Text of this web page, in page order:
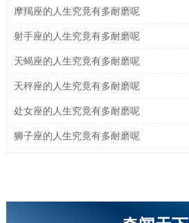
摩羯座的人生究竟有多耐磨呢
射手座的人生究竟有多耐磨呢
天蝎座的人生究竟有多耐磨呢
天秤座的人生究竟有多耐磨呢
处女座的人生究竟有多耐磨呢
狮子座的人生究竟有多耐磨呢